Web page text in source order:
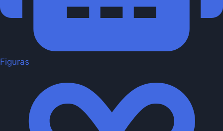
Figuras